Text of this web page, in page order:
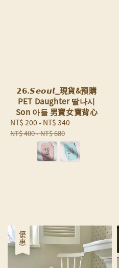
𝟮𝟲.𝙎𝙚𝙤𝙪𝙡_現貨&預購
PET Daughter 딸나시
Son 아들 男寶女寶背心
Sale
price
NT$ 200 - NT$ 340
NT$ 400-NT$ 680
優惠